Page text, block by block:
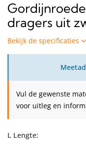
dragers uit
Bekijk de specificaties
Vul de gewenste
voor uitleg en
L Lengte: